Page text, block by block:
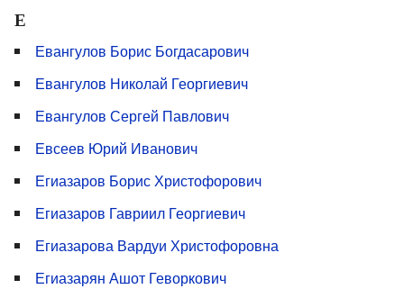
Е
Евангулов Борис Богдасарович
Евангулов Николай Георгиевич
Евангулов Сергей Павлович
Евсеев Юрий Иванович
Егиазаров Борис Христофорович
Егиазаров Гавриил Георгиевич
Егиазарова Вардуи Христофоровна
Егиазарян Ашот Геворкович